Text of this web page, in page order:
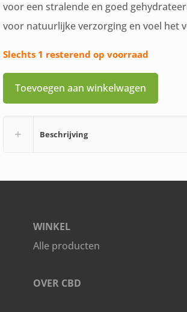
voor een stralende en goed
voor natuurlijke verzorging en voel het
Slechts 1 resterend op voorraad
Toevoegen aan winkelwagen
Beschrijving
WINKEL
Alle producten
OVER CBD